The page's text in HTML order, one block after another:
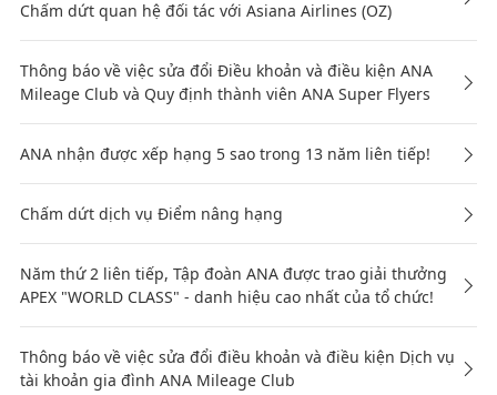
Chấm dứt quan hệ đối tác với Asiana Airlines (OZ)
Thông báo về việc sửa đổi Điều khoản và điều kiện ANA
Mileage Club và Quy định thành viên ANA Super Flyers
ANA nhận được xếp hạng 5 sao trong 13 năm liên tiếp!
Chấm dứt dịch vụ Điểm nâng hạng
Năm thứ 2 liên tiếp, Tập đoàn ANA được trao giải thưởng
APEX "WORLD CLASS" - danh hiệu cao nhất của tổ chức!
Thông báo về việc sửa đổi điều khoản và điều kiện Dịch vụ
tài khoản gia đình ANA Mileage Club